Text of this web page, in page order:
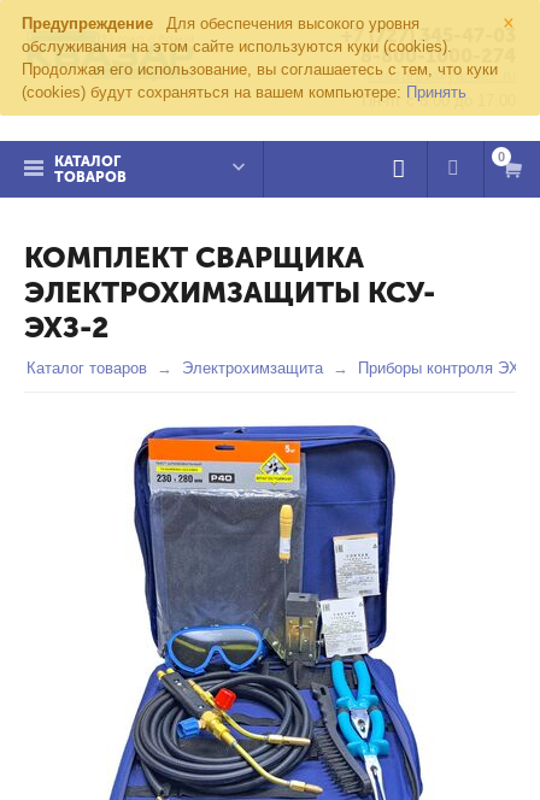
×
Предупреждение
Для обеспечения высокого уровня
обслуживания на этом сайте используются куки (cookies).
Продолжая его использование, вы соглашаетесь с тем, что куки
(cookies) будут сохраняться на вашем компьютере: Принять
+7 (727) 345-47-03
8-800-1000-274
kvazar91@yandex.ru
Пн-пт с 8:00 до 17:00
КАТАЛОГ
ТОВАРОВ
0
КОМПЛЕКТ СВАРЩИКА
ЭЛЕКТРОХИМЗАЩИТЫ КСУ-
ЭХЗ-2
Каталог товаров Электрохимзащита Приборы контроля ЭХЗ